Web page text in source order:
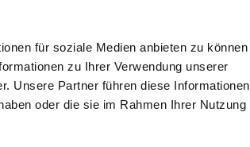
für soziale Medien anbieten zu können
zu Ihrer Verwendung unserer
Unsere Partner führen diese Informationen
oder die sie im Rahmen Ihrer Nutzung